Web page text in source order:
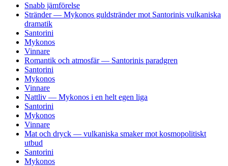
Snabb jämförelse
Stränder — Mykonos guldstränder mot Santorinis vulkaniska
dramatik
Santorini
Mykonos
Vinnare
Romantik och atmosfär — Santorinis paradgren
Santorini
Mykonos
Vinnare
Nattliv — Mykonos i en helt egen liga
Santorini
Mykonos
Vinnare
Mat och dryck — vulkaniska smaker mot kosmopolitiskt
utbud
Santorini
Mykonos